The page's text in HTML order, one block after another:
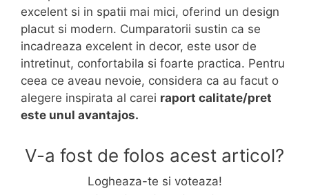
excelent si in spatii mai mici, oferind un design
placut si modern. Cumparatorii sustin ca se
incadreaza excelent in decor, este usor de
intretinut, confortabila si foarte practica. Pentru
ceea ce aveau nevoie, considera ca au facut o
alegere inspirata al carei raport calitate/pret
este unul avantajos.
V-a fost de folos acest articol?
Logheaza-te si voteaza!